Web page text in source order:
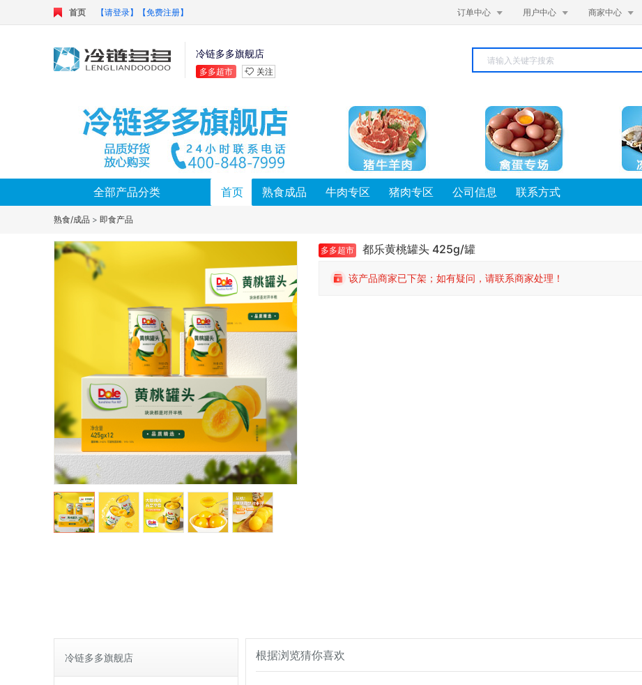
首页 【请登录】 【免费注册】 订单中心  用户中心  商家中心 
冷链多多旗舰店
多多超市 关注
全部产品分类 首页 熟食成品 牛肉专区 猪肉专区 公司信息 联系方式
熟食/成品 > 即食产品
多多超市 都乐黄桃罐头 425g/罐
该产品商家已下架；如有疑问，请联系商家处理！
冷链多多旗舰店 根据浏览猜你喜欢